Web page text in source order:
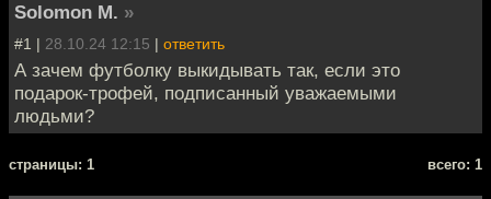
Solomon M. »
#1 | 28.10.24 12:15 | ответить
А зачем футболку выкидывать так, если это
подарок-трофей, подписанный уважаемыми
людьми?
cтраницы: 1 всего: 1